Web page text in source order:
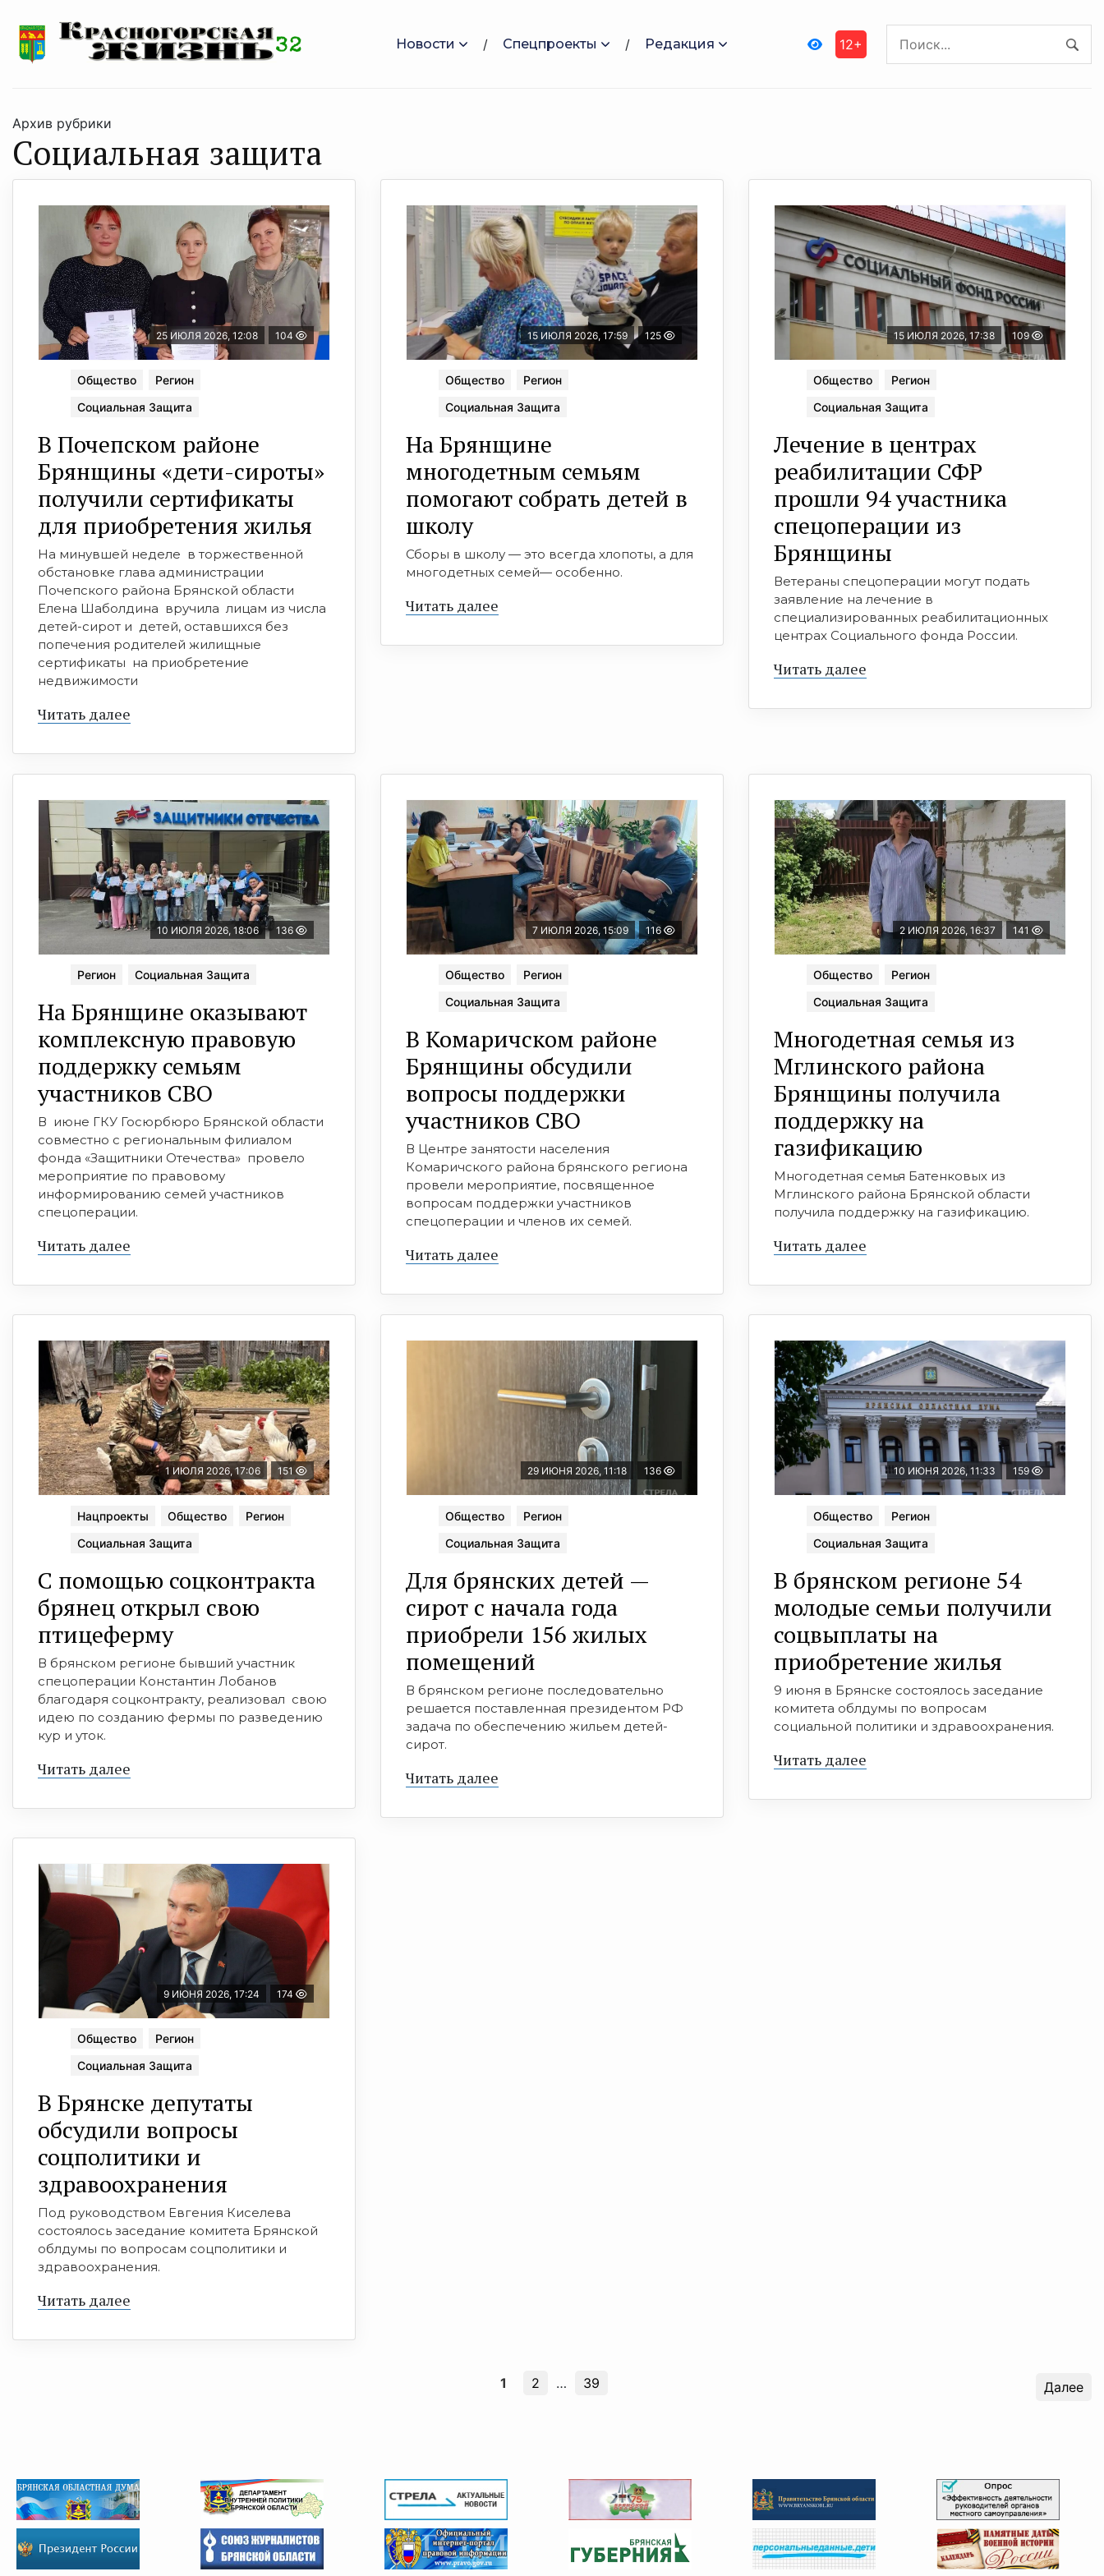
Новости Спецпроекты Редакция 12+
Архив рубрики
Социальная защита
25 ИЮЛЯ 2026, 12:08 104
Общество
Регион
Социальная Защита
В Почепском районе
Брянщины «дети-сироты»
получили сертификаты
для приобретения жилья
На минувшей неделе в торжественной
обстановке глава администрации
Почепского района Брянской области
Елена Шаболдина вручила лицам из числа
детей-сирот и детей, оставшихся без
попечения родителей жилищные
сертификаты на приобретение
недвижимости
Читать далее
15 ИЮЛЯ 2026, 17:59 125
Общество
Регион
Социальная Защита
На Брянщине
многодетным семьям
помогают собрать детей в
школу
Сборы в школу — это всегда хлопоты, а для
многодетных семей— особенно.
Читать далее
15 ИЮЛЯ 2026, 17:38 109
Общество
Регион
Социальная Защита
Лечение в центрах
реабилитации СФР
прошли 94 участника
спецоперации из
Брянщины
Ветераны спецоперации могут подать
заявление на лечение в
специализированных реабилитационных
центрах Социального фонда России.
Читать далее
10 ИЮЛЯ 2026, 18:06 136
Регион Социальная Защита
На Брянщине оказывают
комплексную правовую
поддержку семьям
участников СВО
В июне ГКУ Госюрбюро Брянской области
совместно с региональным филиалом
фонда «Защитники Отечества» провело
мероприятие по правовому
информированию семей участников
спецоперации.
Читать далее
7 ИЮЛЯ 2026, 15:09 116
Общество
Регион
Социальная Защита
В Комаричском районе
Брянщины обсудили
вопросы поддержки
участников СВО
В Центре занятости населения
Комаричского района брянского региона
провели мероприятие, посвященное
вопросам поддержки участников
спецоперации и членов их семей.
Читать далее
2 ИЮЛЯ 2026, 16:37 141
Общество
Регион
Социальная Защита
Многодетная семья из
Мглинского района
Брянщины получила
поддержку на
газификацию
Многодетная семья Батенковых из
Мглинского района Брянской области
получила поддержку на газификацию.
Читать далее
1 ИЮЛЯ 2026, 17:06 151
Нацпроекты Общество
Регион
Социальная Защита
С помощью соцконтракта
брянец открыл свою
птицеферму
В брянском регионе бывший участник
спецоперации Константин Лобанов
благодаря соцконтракту, реализовал свою
идею по созданию фермы по разведению
кур и уток.
Читать далее
29 ИЮНЯ 2026, 11:18 136
Общество
Регион
Социальная Защита
Для брянских детей —
сирот с начала года
приобрели 156 жилых
помещений
В брянском регионе последовательно
решается поставленная президентом РФ
задача по обеспечению жильем детей-
сирот.
Читать далее
10 ИЮНЯ 2026, 11:33 159
Общество
Регион
Социальная Защита
В брянском регионе 54
молодые семьи получили
соцвыплаты на
приобретение жилья
9 июня в Брянске состоялось заседание
комитета облдумы по вопросам
социальной политики и здравоохранения.
Читать далее
9 ИЮНЯ 2026, 17:24 174
Общество
Регион
Социальная Защита
В Брянске депутаты
обсудили вопросы
соцполитики и
здравоохранения
Под руководством Евгения Киселева
состоялось заседание комитета Брянской
облдумы по вопросам соцполитики и
здравоохранения.
Читать далее
1 2 … 39 Далее